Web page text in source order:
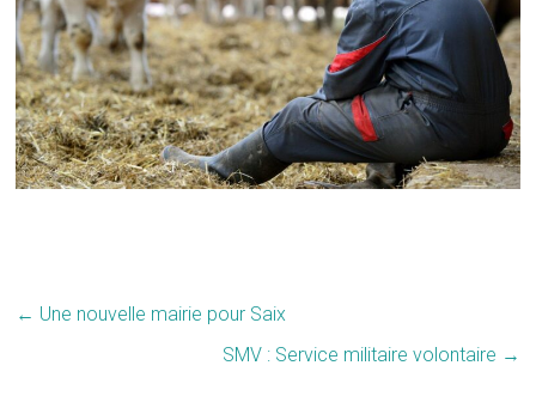
← Une nouvelle mairie pour Saix
SMV : Service militaire volontaire →